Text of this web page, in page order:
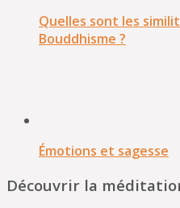
Quelles sont les
Bouddhisme ?
Émotions et sagesse
Découvrir la